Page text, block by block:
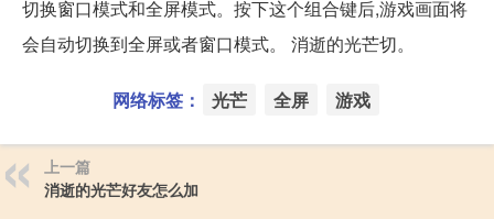
切换窗口模式和全屏模式。按下这个组合键后,游戏画面将
会自动切换到全屏或者窗口模式。 消逝的光芒切。
网络标签： 光芒 全屏 游戏
上一篇
消逝的光芒好友怎么加